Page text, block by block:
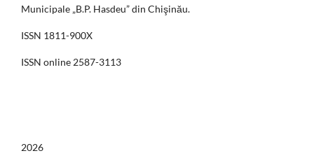
Municipale „B.P. Hasdeu” din Chişinău.
ISSN 1811-900X
ISSN online 2587-3113
2026